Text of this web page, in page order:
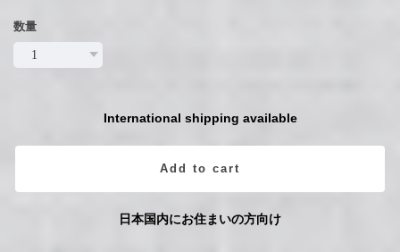
数量
International shipping available
Add to cart
日本国内にお住まいの方向け